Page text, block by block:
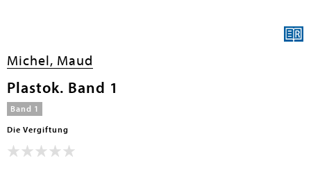
Michel, Maud
Plastok. Band 1
Band 1
Die Vergiftung